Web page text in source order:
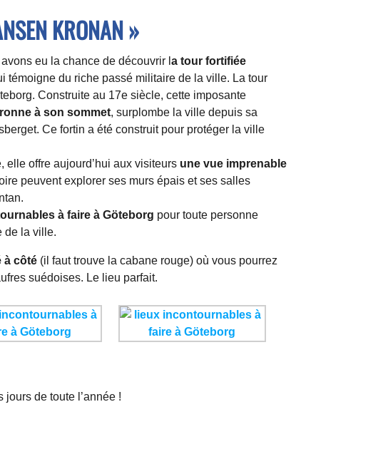
KRONAN »
eu la chance de découvrir l a tour fortifiée
témoigne du riche passé militaire de la ville. La tour
Construite au 17e siècle, cette imposante
à son sommet, surplombe la ville depuis sa
Ce fortin a été construit pour protéger la ville
offre aujourd’hui aux visiteurs une vue imprenable
peuvent explorer ses murs épais et ses salles
à faire à Göteborg pour toute personne
de la ville.
à côté(il faut trouve la cabane rouge) où vous pourrez
suédoises. Le lieu parfait.
jours de toute l’année !